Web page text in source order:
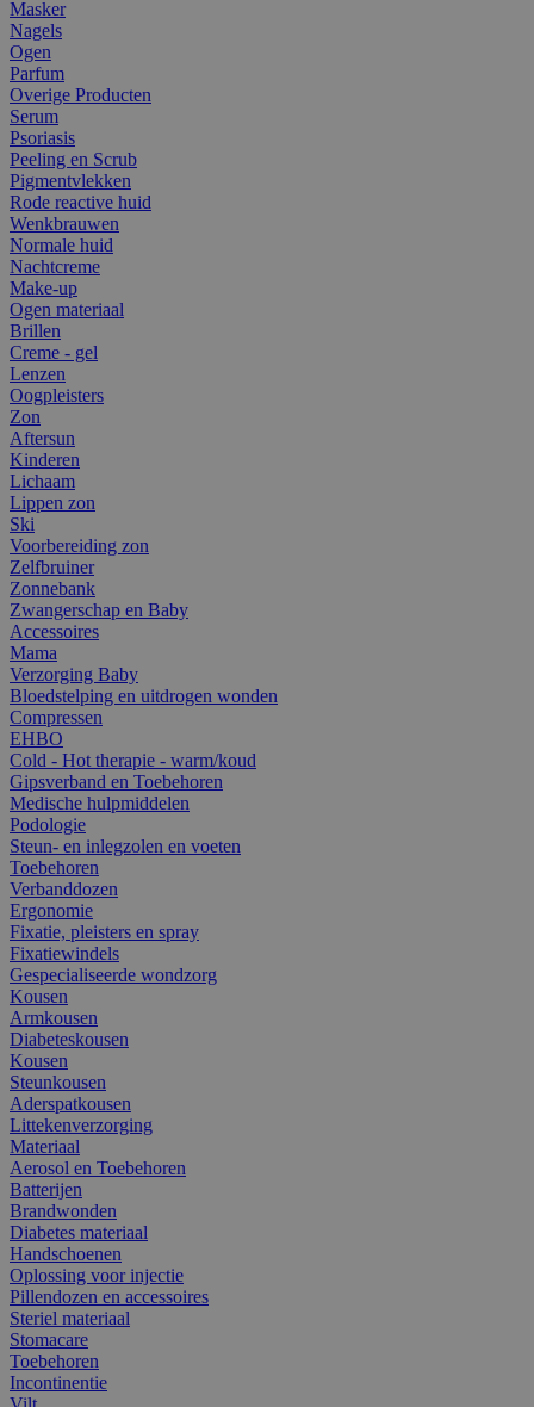
Masker
Nagels
Ogen
Parfum
Overige Producten
Serum
Psoriasis
Peeling en Scrub
Pigmentvlekken
Rode reactive huid
Wenkbrauwen
Normale huid
Nachtcreme
Make-up
Ogen materiaal
Brillen
Creme - gel
Lenzen
Oogpleisters
Zon
Aftersun
Kinderen
Lichaam
Lippen zon
Ski
Voorbereiding zon
Zelfbruiner
Zonnebank
Zwangerschap en Baby
Accessoires
Mama
Verzorging Baby
Bloedstelping en uitdrogen wonden
Compressen
EHBO
Cold - Hot therapie - warm/koud
Gipsverband en Toebehoren
Medische hulpmiddelen
Podologie
Steun- en inlegzolen en voeten
Toebehoren
Verbanddozen
Ergonomie
Fixatie, pleisters en spray
Fixatiewindels
Gespecialiseerde wondzorg
Kousen
Armkousen
Diabeteskousen
Kousen
Steunkousen
Aderspatkousen
Littekenverzorging
Materiaal
Aerosol en Toebehoren
Batterijen
Brandwonden
Diabetes materiaal
Handschoenen
Oplossing voor injectie
Pillendozen en accessoires
Steriel materiaal
Stomacare
Toebehoren
Incontinentie